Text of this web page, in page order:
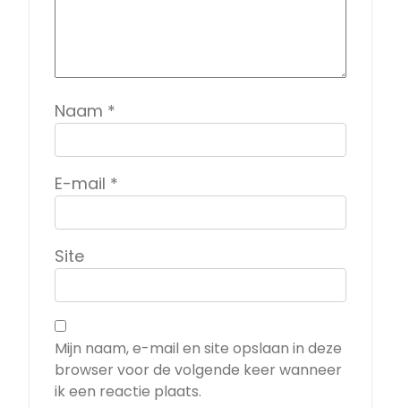
Naam *
E-mail *
Site
Mijn naam, e-mail en site opslaan in deze
browser voor de volgende keer wanneer
ik een reactie plaats.